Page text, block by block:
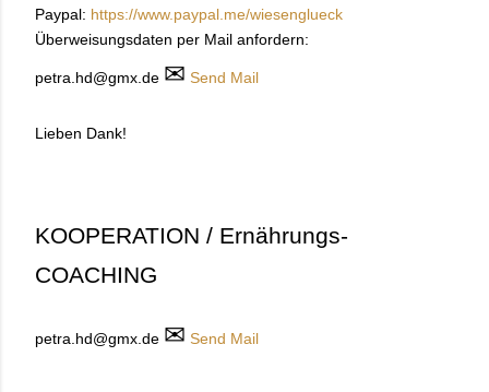
Paypal: https://www.paypal.me/wiesenglueck
Überweisungsdaten per Mail anfordern:
petra.hd@gmx.de ✉ Send Mail
Lieben Dank!
KOOPERATION / Ernährungs-
COACHING
petra.hd@gmx.de ✉ Send Mail